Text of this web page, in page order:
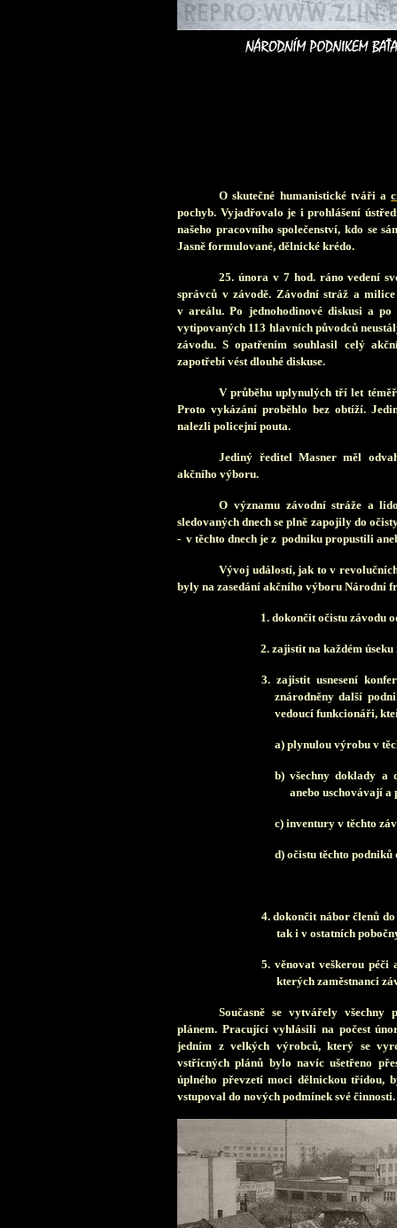
O skutečné humanistické tváři a
pochyb. Vyjadřovalo je i prohlášení
našeho pracovního společenství, kdo se
Jasně formulované, dělnické krédo.
25. února v 7 hod. ráno vedení
správců v závodě. Závodní stráž a
v areálu. Po jednohodinové diskusi a
vytipovaných 113 hlavních původců
závodu. S opatřením souhlasil celý
zapotřebí vést dlouhé diskuse.
V průběhu uplynulých tří let
Proto vykázání proběhlo bez obtíží.
nalezli policejní pouta.
Jediný ředitel Masner měl
akčního výboru.
O významu závodní stráže a
sledovaných dnech se plně zapojily do
- v těchto dnech je z podniku propustili
Vývoj událostí, jak to v
byly na zasedání akčního výboru
1. dokončit očistu závodu
2. zajistit na každém
3. zajistit usnesení
znárodněny další
vedoucí funkcionáři,
a) plynulou výrobu v
b) všechny doklady a
anebo uschovávají a
c) inventury v těchto
d) očistu těchto
4. dokončit nábor členů
tak i v ostatních
5. věnovat veškerou péči
kterých zaměstnanci
Současně se vytvářely všechny
plánem. Pracující vyhlásili na počest
jedním z velkých výrobců, který se
vstřícných plánů bylo navíc ušetřeno
úplného převzetí moci dělnickou třídou,
vstupoval do nových podmínek své činnosti.